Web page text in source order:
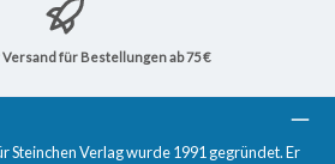
für Bestellungen ab 75 €
Steinchen Verlag wurde 1991 gegründet. Er